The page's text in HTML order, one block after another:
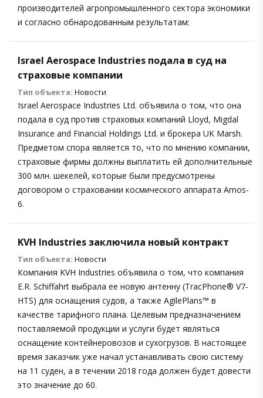
производителей агропромышленного сектора экономики
и согласно обнародованным результатам:
Israel Aerospace Industries подала в суд на
страховые компании
Тип объекта: Новости
Israel Aerospace Industries Ltd. объявила о том, что она
подала в суд против страховых компаний Lloyd, Migdal
Insurance and Financial Holdings Ltd. и брокера UK Marsh.
Предметом спора является то, что по мнению компании,
страховые фирмы должны выплатить ей дополнительные
300 млн. шекелей, которые были предусмотрены
договором о страховании космического аппарата Amos-
6.
KVH Industries заключила новый контракт
Тип объекта: Новости
Компания KVH Industries объявила о том, что компания
E.R. Schiffahrt выбрала ее новую антенну (TracPhone® V7-
HTS) для оснащения судов, а также AgilePlans™ в
качестве тарифного плана. Целевым предназначением
поставляемой продукции и услуги будет являться
оснащение контейнеровозов и сухогрузов. В настоящее
время заказчик уже начал устанавливать свою систему
на 11 суден, а в течении 2018 года должен будет довести
это значение до 60.